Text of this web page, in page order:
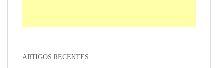
ARTIGOS RECENTES